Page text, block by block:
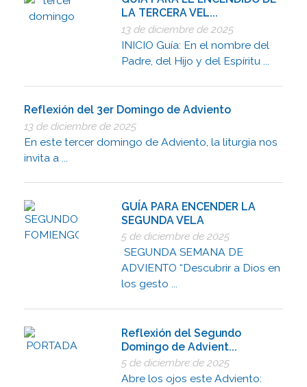
LA TERCERA VEL...
13 de diciembre de 2025
INICIO Guía: En el nombre del
Padre, del Hijo y del Espíritu ...
Reflexión del 3er Domingo de Adviento
13 de diciembre de 2025
En este tercer domingo de Adviento, la liturgia nos
invita a ...
GUÍA PARA ENCENDER LA
SEGUNDA VELA
5 de diciembre de 2025
SEGUNDA SEMANA DE
ADVIENTO “Descubrir a Dios en
los gesto ...
Reflexión del Segundo
Domingo de Advient...
5 de diciembre de 2025
Abre los ojos este Adviento: